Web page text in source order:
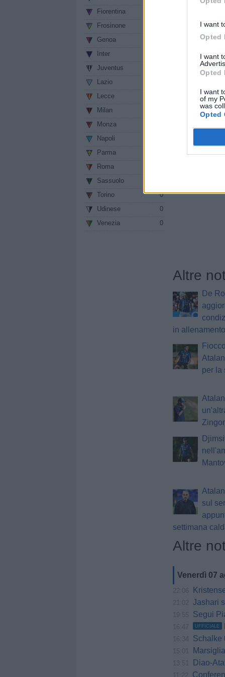
I want
Opted
I want
Opted
I want
of my
was
Opted
Fiorentina
Frosinone
Genoa
Inter
Juventus
Lazio
Lecce
Milan
Monza
Napoli
Parma
Roma
Sassuolo
Torino
0
Udinese
0
Venezia
0
Altre
De
in allenamento
per la
sul
settimana
Altre
Venerdì 07
Jashari
Segui
UFFICIALE
Schalke
Marsiglia
Diao-